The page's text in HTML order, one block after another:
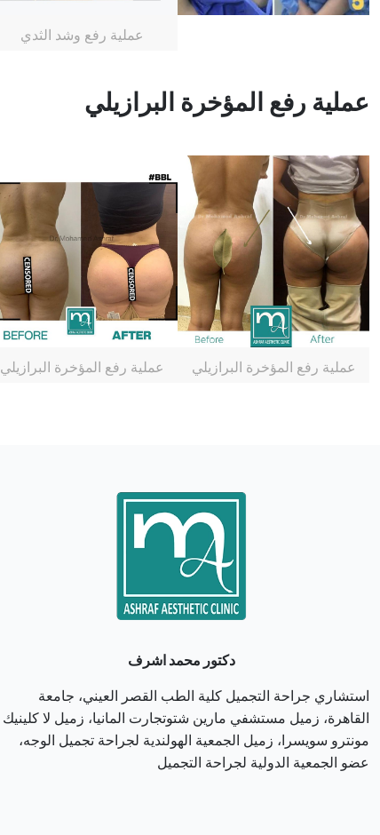
عملية رفع وشد الثدي
عملية رفع المؤخرة البرازيلي
عملية رفع المؤخرة البرازيلي عملية رفع المؤخرة البرازيلي
دكتور محمد اشرف
استشاري جراحة التجميل كلية الطب القصر العيني، جامعة
القاهرة، زميل مستشفي مارين شتوتجارت المانيا، زميل لا كلينيك
مونترو سويسرا، زميل الجمعية الهولندية لجراحة تجميل الوجه،
عضو الجمعية الدولية لجراحة التجميل